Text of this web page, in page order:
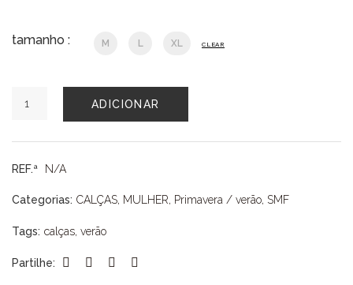
tamanho : M L XL CLEAR
de
CHINO
SMF
ADICIONAR
REF.ª N/A
Categorias: CALÇAS, MULHER, Primavera / verão, SMF
Tags: calças, verão
Partilhe: